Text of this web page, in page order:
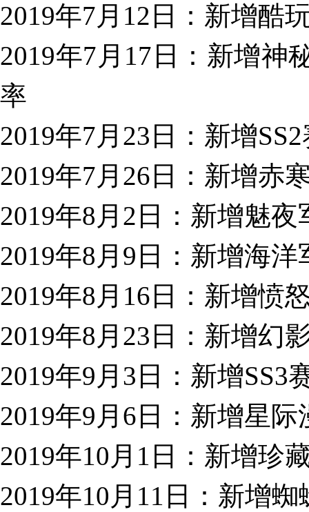
2019年7月12日：新增酷
2019年7月17日：新增神
率
2019年7月23日：新增
2019年7月26日：新增赤
2019年8月2日：新增魅
2019年8月9日：新增海
2019年8月16日：新增愤
2019年8月23日：新增幻
2019年9月3日：新增SS3
2019年9月6日：新增星
2019年10月1日：新增珍
2019年10月11日：新增